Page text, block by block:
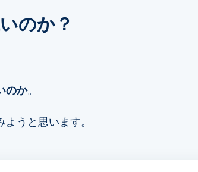
のか？
のか。
うと思います。